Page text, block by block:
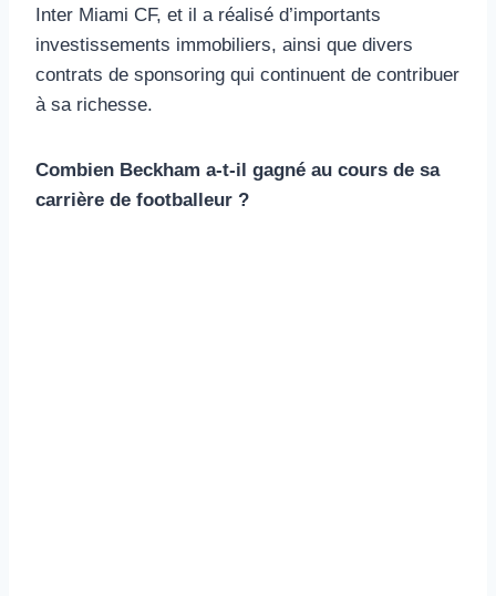
Inter Miami CF, et il a réalisé d’importants
investissements immobiliers, ainsi que divers
contrats de sponsoring qui continuent de contribuer
à sa richesse.
Combien Beckham a-t-il gagné au cours de sa
carrière de footballeur ?